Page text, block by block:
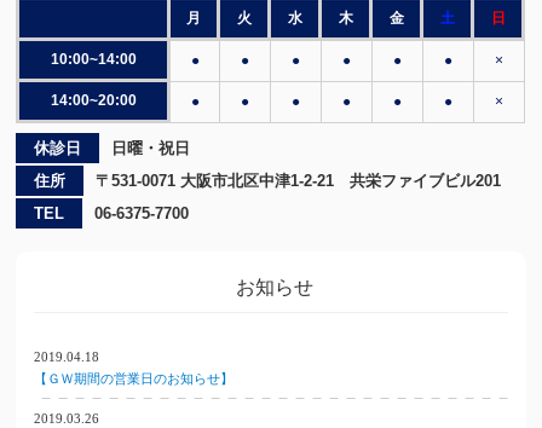
月 火 水 木 金 土 日
10:00~14:00 ● ● ● ● ● ● ×
14:00~20:00 ● ● ● ● ● ● ×
休診日
日曜・祝日
住所
〒531-0071 大阪市北区中津1-2-21 共栄ファイブビル201
TEL
06-6375-7700
お知らせ
2019.04.18
【ＧＷ期間の営業日のお知らせ】
2019.03.26